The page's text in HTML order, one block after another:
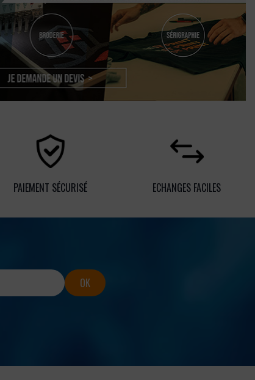
PAIEMENT SÉCURISÉ ECHANGES FACILES